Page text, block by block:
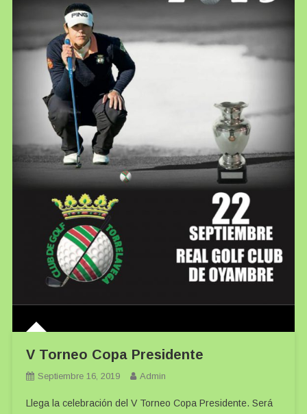
V Torneo Copa Presidente
Septiembre 16, 2019 Admin
Llega la celebración del V Torneo Copa Presidente. Será